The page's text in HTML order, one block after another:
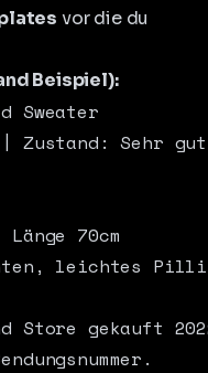
vor die du
Beispiel):
Sweater
Sehr gut
70cm
leichtes
Store gekauft